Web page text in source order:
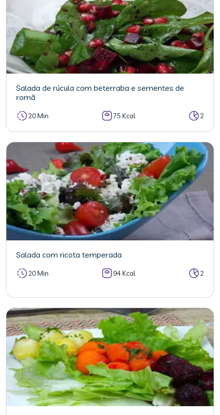
Salada de rúcula com beterraba e sementes de
romã
20 Min 75 Kcal 2
Salada com ricota temperada
20 Min 94 Kcal 2